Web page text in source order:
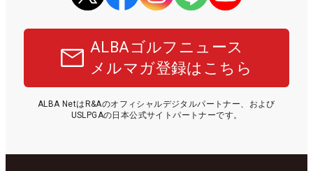
ALBAゴルフニュース
メルマガ登録はこちら
ALBA NetはR&Aのオフィシャルデジタルパートナー、および
USLPGAの日本公式サイトパートナーです。